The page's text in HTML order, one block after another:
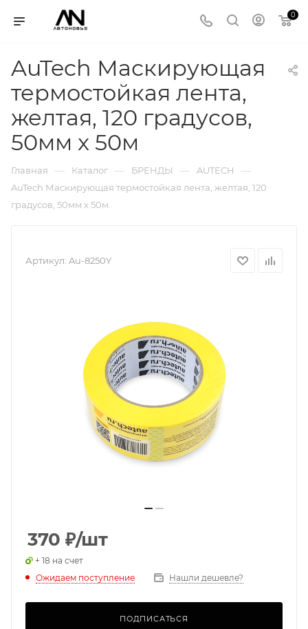
0
AuTech Маскирующая
термостойкая лента,
желтая, 120 градусов,
50мм x 50м
Главная — Каталог — БРЕНДЫ — AUTECH —
AuTech Маскирующая термостойкая лента, желтая, 120
градусов, 50мм x 50м
Артикул: Au-8250Y
370 ₽/шт
+ 18 на счет
Ожидаем поступление
Нашли дешевле?
ПОДПИСАТЬСЯ